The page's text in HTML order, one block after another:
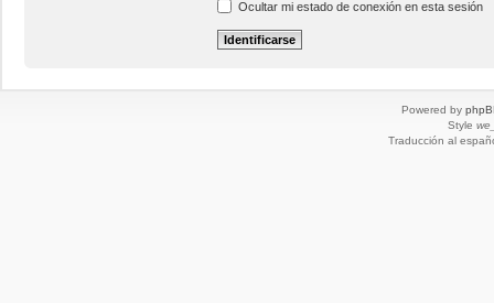
Ocultar mi estado de conexión en esta sesión
Powered by
Style
Traducción al